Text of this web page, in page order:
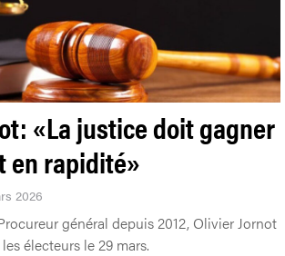
«La justice doit gagner
en rapidité»
2026
général depuis 2012, Olivier Jornot
électeurs le 29 mars.